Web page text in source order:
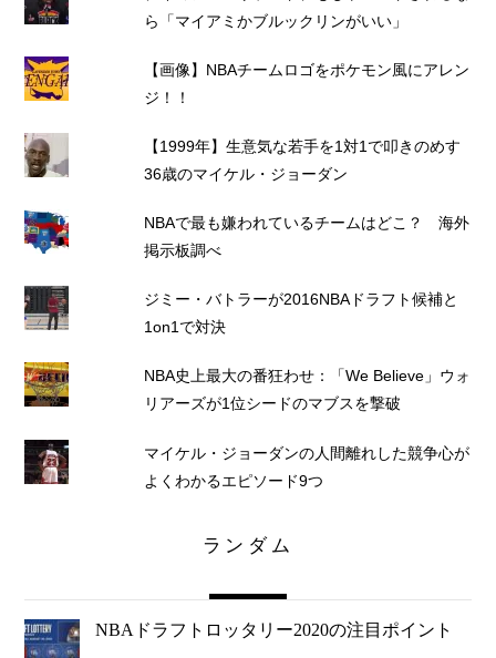
ら「マイアミかブルックリンがいい」
【画像】NBAチームロゴをポケモン風にアレン
ジ！！
【1999年】生意気な若手を1対1で叩きのめす
36歳のマイケル・ジョーダン
NBAで最も嫌われているチームはどこ？ 海外
掲示板調べ
ジミー・バトラーが2016NBAドラフト候補と
1on1で対決
NBA史上最大の番狂わせ：「We Believe」ウォ
リアーズが1位シードのマブスを撃破
マイケル・ジョーダンの人間離れした競争心が
よくわかるエピソード9つ
ランダム
NBAドラフトロッタリー2020の注目ポイント